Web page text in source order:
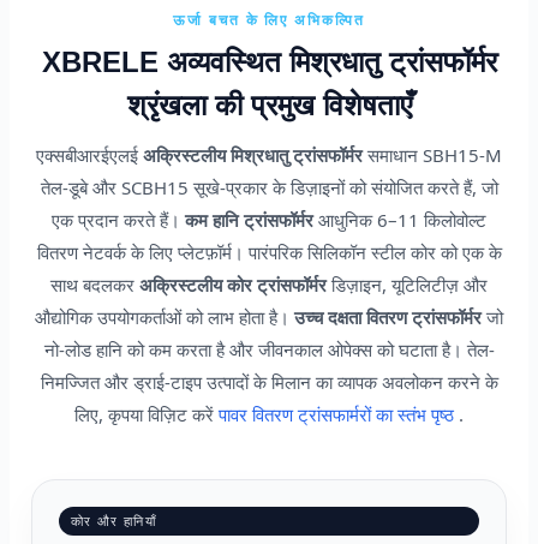
ऊर्जा बचत के लिए अभिकल्पित
XBRELE अव्यवस्थित मिश्रधातु ट्रांसफॉर्मर
श्रृंखला की प्रमुख विशेषताएँ
एक्सबीआरईएलई अक्रिस्टलीय मिश्रधातु ट्रांसफॉर्मरसमाधान SBH15-M
तेल-डूबे और SCBH15 सूखे-प्रकार के डिज़ाइनों को संयोजित करते हैं, जो
एक प्रदान करते हैं।कम हानि ट्रांसफॉर्मरआधुनिक 6–11 किलोवोल्ट
वितरण नेटवर्क के लिए प्लेटफ़ॉर्म। पारंपरिक सिलिकॉन स्टील कोर को एक के
साथ बदलकर अक्रिस्टलीय कोर ट्रांसफॉर्मरडिज़ाइन, यूटिलिटीज़ और
औद्योगिक उपयोगकर्ताओं को लाभ होता है।उच्च दक्षता वितरण ट्रांसफॉर्मरजो
नो-लोड हानि को कम करता है और जीवनकाल ओपेक्स को घटाता है। तेल-
निमज्जित और ड्राई-टाइप उत्पादों के मिलान का व्यापक अवलोकन करने के
लिए, कृपया विज़िट करेंपावर वितरण ट्रांसफार्मरों का स्तंभ पृष्ठ .
कोर और हानियाँ